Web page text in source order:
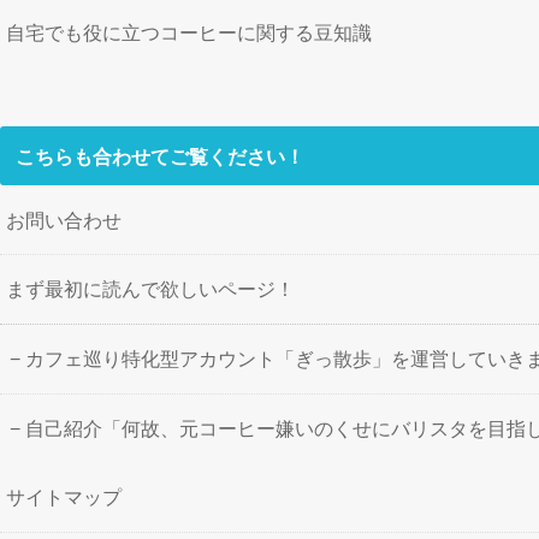
自宅でも役に立つコーヒーに関する豆知識
こちらも合わせてご覧ください！
お問い合わせ
まず最初に読んで欲しいページ！
カフェ巡り特化型アカウント「ぎっ散歩」を運営していき
自己紹介「何故、元コーヒー嫌いのくせにバリスタを目指
サイトマップ